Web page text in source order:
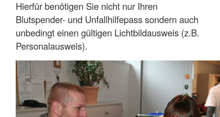
Hierfür benötigen Sie nicht nur Ihren
Blutspender- und Unfallhilfepass sondern auch
unbedingt einen gültigen Lichtbildausweis (z.B.
Personalausweis).